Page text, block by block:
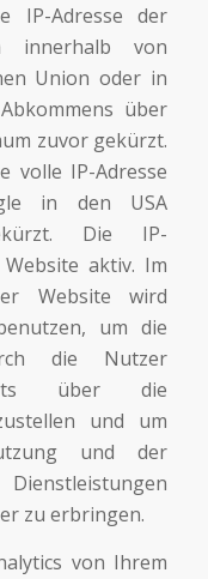
IP-Adresse der
innerhalb von
Union oder in
über
zuvor gekürzt.
volle IP-Adresse
in den USA
Die IP-
aktiv. Im
Website wird
um die
die Nutzer
über die
und um
und der
zu erbringen.
von Ihrem